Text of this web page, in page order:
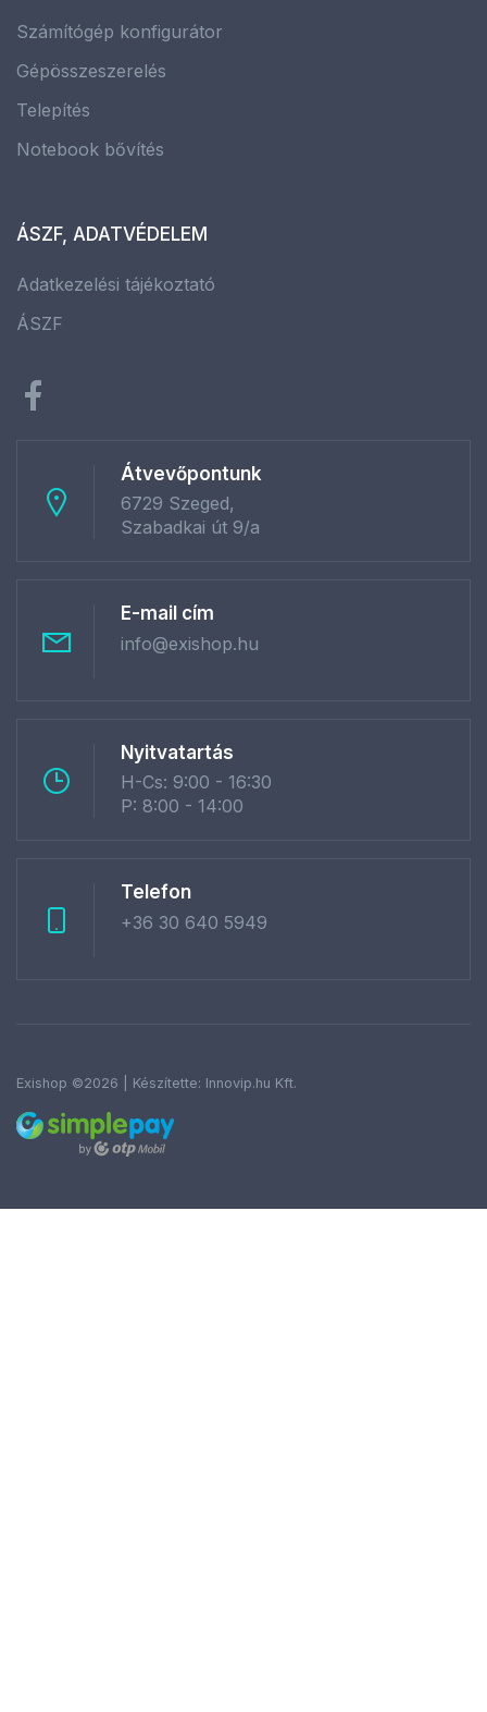
Számítógép konfigurátor
Gépösszeszerelés
Telepítés
Notebook bővítés
ÁSZF, ADATVÉDELEM
Adatkezelési tájékoztató
ÁSZF
Átvevőpontunk
6729 Szeged,
Szabadkai út 9/a
E-mail cím
info@exishop.hu
Nyitvatartás
H-Cs: 9:00 - 16:30
P: 8:00 - 14:00
Telefon
+36 30 640 5949
Exishop ©2026 | Készítette: Innovip.hu Kft.